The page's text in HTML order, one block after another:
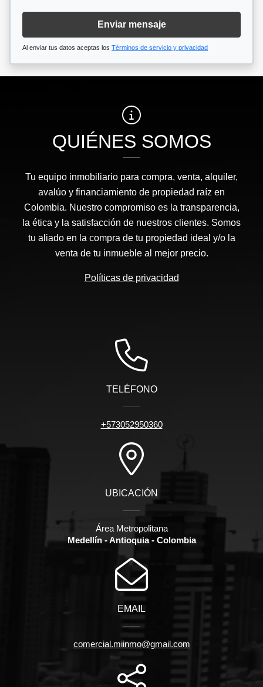
Enviar mensaje
Al enviar tus datos aceptas los Términos de servicio y privacidad
QUIÉNES SOMOS
Tu equipo inmobiliario para compra, venta, alquiler,
avalúo y financiamiento de propiedad raíz en
Colombia. Nuestro compromiso es la transparencia,
la ética y la satisfacción de nuestros clientes. Somos
tu aliado en la compra de tu propiedad ideal y/o la
venta de tu inmueble al mejor precio.
Políticas de privacidad
TELÉFONO
+573052950360
UBICACIÓN
Área Metropolitana
Medellín - Antioquia - Colombia
EMAIL
comercial.miinmo@gmail.com